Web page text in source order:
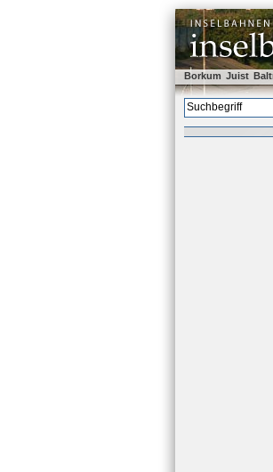
Borkum Juist